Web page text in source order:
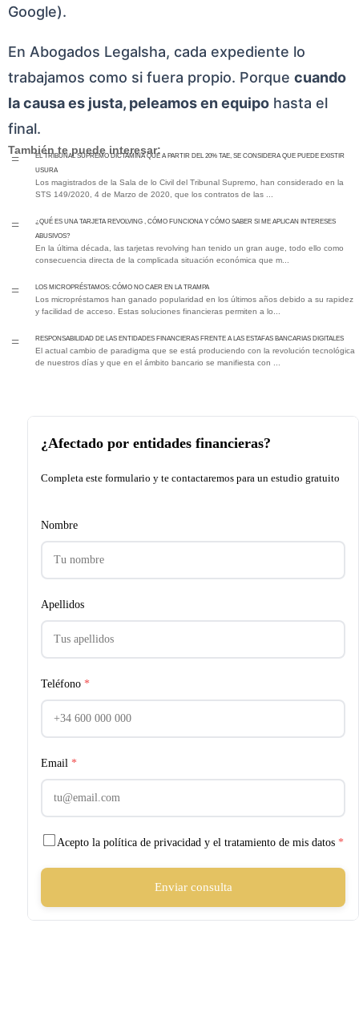
Google).
En Abogados Legalsha, cada expediente lo
trabajamos como si fuera propio. Porque cuando
la causa es justa, peleamos en equipo hasta el
final.
También te puede interesar:
=
EL TRIBUNAL SUPREMO DICTAMINA QUE A PARTIR DEL 20% TAE, SE CONSIDERA QUE PUEDE EXISTIR
USURA
Los magistrados de la Sala de lo Civil del Tribunal Supremo, han considerado en la
STS 149/2020, 4 de Marzo de 2020, que los contratos de las ...
=
¿QUÉ ES UNA TARJETA REVOLVING , CÓMO FUNCIONA Y CÓMO SABER SI ME APLICAN INTERESES
ABUSIVOS?
En la última década, las tarjetas revolving han tenido un gran auge, todo ello como
consecuencia directa de la complicada situación económica que m...
= Los MICROPRÉSTAMOS: Cómo No Caer en la Trampa
Los micropréstamos han ganado popularidad en los últimos años debido a su rapidez
y facilidad de acceso. Estas soluciones financieras permiten a lo...
= RESPONSABILIDAD DE LAS ENTIDADES FINANCIERAS FRENTE A LAS ESTAFAS BANCARIAS DIGITALES
El actual cambio de paradigma que se está produciendo con la revolución tecnológica
de nuestros días y que en el ámbito bancario se manifiesta con ...
¿Afectado por entidades financieras?
Completa este formulario y te contactaremos para un estudio gratuito
Nombre
Apellidos
Teléfono *
Email *
Acepto la política de privacidad y el tratamiento de mis datos *
Enviar consulta